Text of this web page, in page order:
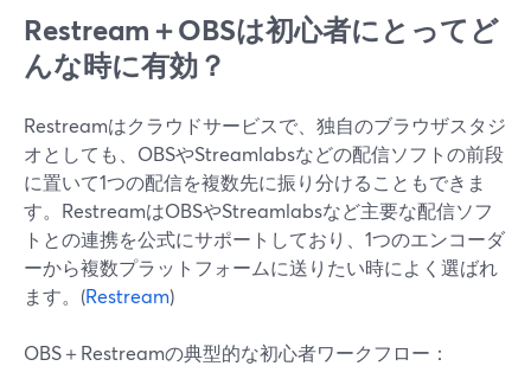
Restream＋OBSは初心者にとってど
んな時に有効？
Restreamはクラウドサービスで、独自のブラウザスタジ
オとしても、OBSやStreamlabsなどの配信ソフトの前段
に置いて1つの配信を複数先に振り分けることもできま
す。RestreamはOBSやStreamlabsなど主要な配信ソフ
トとの連携を公式にサポートしており、1つのエンコーダ
ーから複数プラットフォームに送りたい時によく選ばれ
ます。(Restream)
OBS＋Restreamの典型的な初心者ワークフロー：